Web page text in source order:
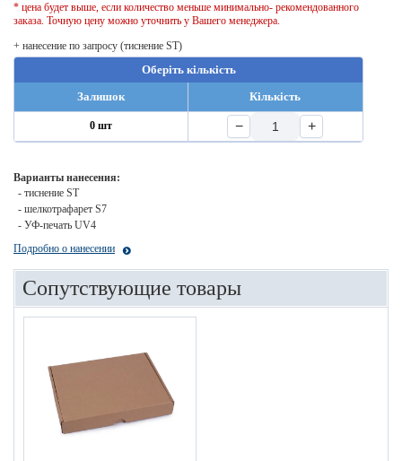
* цена будет выше, если количество меньше минимально- рекомендованного
заказа. Точную цену можно уточнить у Вашего менеджера.
+ нанесение по запросу (тиснение ST)
Оберіть кількість
Залишок
Кількість
0 шт − +
Варианты нанесения:
- тиснение ST
- шелкотрафарет S7
- УФ-печать UV4
Подробно о нанесении
Сопутствующие товары